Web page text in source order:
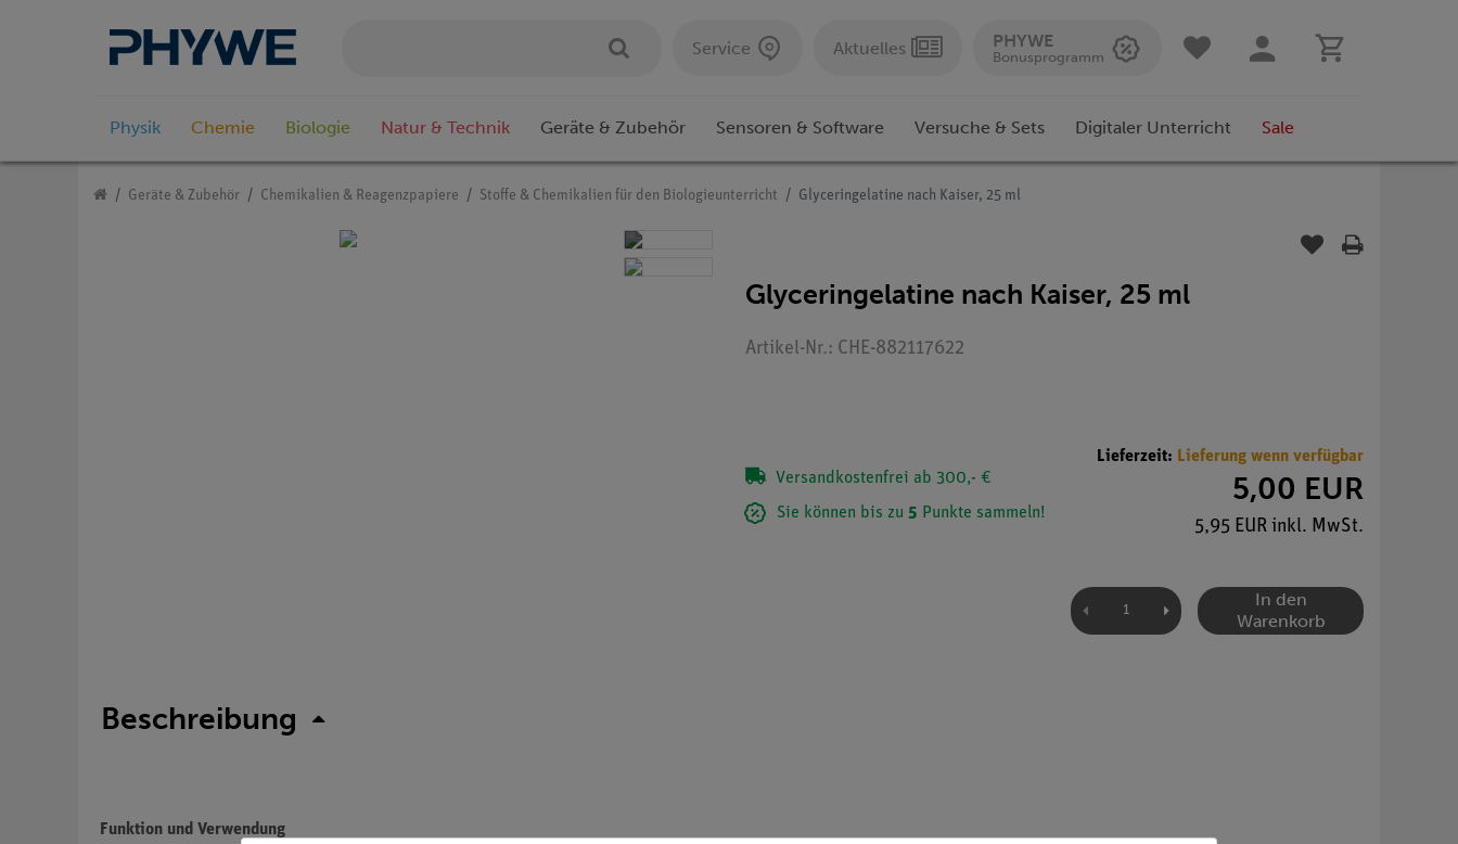
Service Aktuelles PHYWE
Bonusprogramm
Physik Chemie Biologie Natur & Technik Geräte & Zubehör Sensoren & Software Versuche & Sets Digitaler Unterricht Sale
Geräte & Zubehör Chemikalien & Reagenzpapiere Stoffe & Chemikalien für den Biologieunterricht Glyceringelatine nach Kaiser, 25 ml
Glyceringelatine nach Kaiser, 25 ml
Artikel-Nr.: CHE-882117622
Versandkostenfrei ab 300,- €
Sie können bis zu 5 Punkte sammeln!
Lieferzeit: Lieferung wenn verfügbar
5,00 EUR
5,95 EUR inkl. MwSt.
In den
Warenkorb
Beschreibung
Funktion und Verwendung